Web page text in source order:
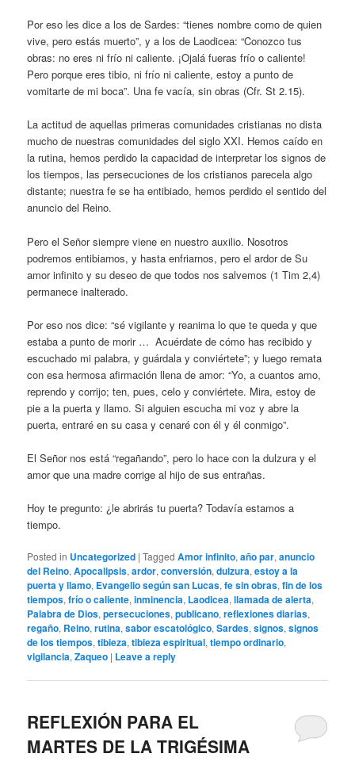
Por eso les dice a los de Sardes: “tienes nombre como de quien
vive, pero estás muerto”, y a los de Laodicea: “Conozco tus
obras: no eres ni frío ni caliente. ¡Ojalá fueras frío o caliente!
Pero porque eres tibio, ni frío ni caliente, estoy a punto de
vomitarte de mi boca”. Una fe vacía, sin obras (Cfr. St 2.15).
La actitud de aquellas primeras comunidades cristianas no dista
mucho de nuestras comunidades del siglo XXI. Hemos caído en
la rutina, hemos perdido la capacidad de interpretar los signos de
los tiempos, las persecuciones de los cristianos parecela algo
distante; nuestra fe se ha entibiado, hemos perdido el sentido del
anuncio del Reino.
Pero el Señor siempre viene en nuestro auxilio. Nosotros
podremos entibiarnos, y hasta enfriarnos, pero el ardor de Su
amor infinito y su deseo de que todos nos salvemos (1 Tim 2,4)
permanece inalterado.
Por eso nos dice: “sé vigilante y reanima lo que te queda y que
estaba a punto de morir … Acuérdate de cómo has recibido y
escuchado mi palabra, y guárdala y conviértete”; y luego remata
con esa hermosa afirmación llena de amor: “Yo, a cuantos amo,
reprendo y corrijo; ten, pues, celo y conviértete. Mira, estoy de
pie a la puerta y llamo. Si alguien escucha mi voz y abre la
puerta, entraré en su casa y cenaré con él y él conmigo”.
El Señor nos está “regañando”, pero lo hace con la dulzura y el
amor que una madre corrige al hijo de sus entrañas.
Hoy te pregunto: ¿le abrirás tu puerta? Todavía estamos a
tiempo.
Posted in Uncategorized |Tagged Amor infinito,año par,anuncio
del Reino,Apocalipsis,ardor,conversión,dulzura,estoy a la
puerta y llamo, Evangelio según san Lucas,fe sin obras,fin de los
tiempos,frío o caliente,inminencia, Laodicea,llamada de alerta,
Palabra de Dios,persecuciones,publicano,reflexiones diarias,
regaño, Reino,rutina,sabor escatológico,Sardes,signos,signos
de los tiempos,tibieza,tibieza espiritual,tiempo ordinario,
vigilancia,Zaqueo | Leave a reply
REFLEXIÓN PARA EL
MARTES DE LA TRIGÉSIMA